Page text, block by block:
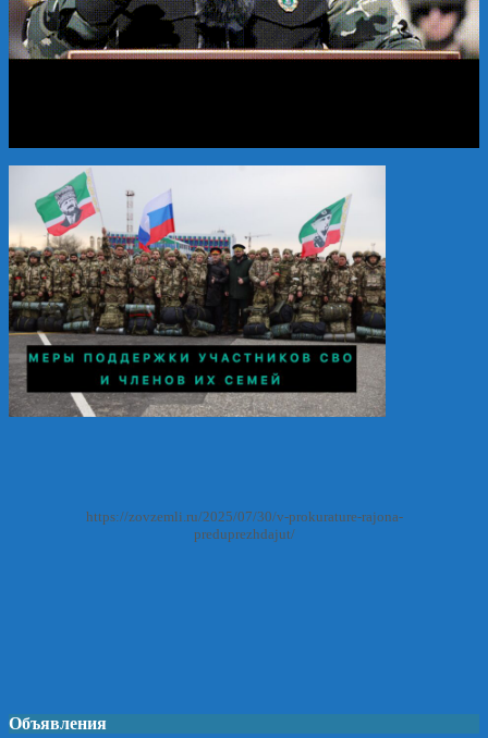
https://zovzemli.ru/2025/07/30/v-prokurature-rajona-
preduprezhdajut/
Объявления